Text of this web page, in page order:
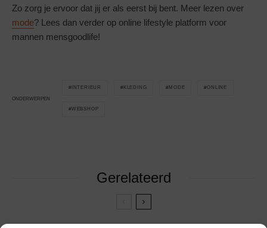
Zo zorg je ervoor dat jij er als eerst bij bent. Meer lezen over
mode? Lees dan verder op online lifestyle platform voor
mannen mensgoodlife!
ONDERWERPEN
INTERIEUR KLEDING MODE ONLINE
WEBSHOP
Gerelateerd